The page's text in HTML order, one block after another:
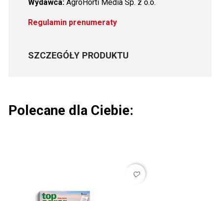
Wydawca:AgroHorti Media Sp. z o.o.
Regulamin prenumeraty
SZCZEGÓŁY PRODUKTU
Polecane dla Ciebie:
favorite_border